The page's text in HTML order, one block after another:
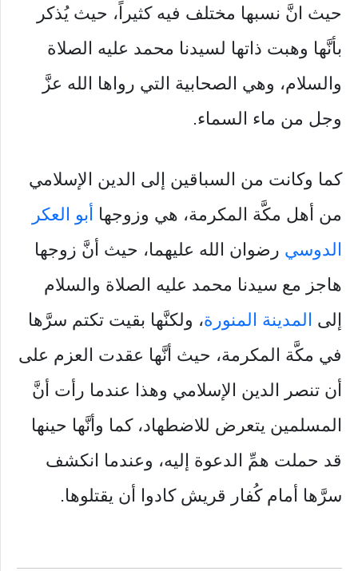
حيث انَّ نسبها مختلف فيه كثيراً، حيث يُذكر
بأنَّها وهبت ذاتها لسيدنا محمد عليه الصلاة
والسلام، وهي الصحابية التي رواها الله عزَّ
وجل من ماء السماء.
كما وكانت من السباقين إلى الدين الإسلامي
من أهل مكَّة المكرمة، هي وزوجها أبو العكر
الدوسي رضوان الله عليهما، حيث أنَّ زوجها
هاجز مع سيدنا محمد عليه الصلاة والسلام
إلى المدينة المنورة، ولكنَّها بقيت تكتم سرَّها
في مكَّة المكرمة، حيث أنَّها عقدت العزم على
أن تنصر الدين الإسلامي وهذا عندما رأت أنَّ
المسلمين يتعرض للاضطهاد، كما وأنَّها حينها
قد حملت همِّ الدعوة إليه، وعندما انكشف
سرَّها أمام كُفار قريش كادوا أن يقتلوها.